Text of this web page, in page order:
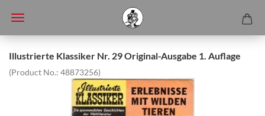
Illustrierte Klassiker Nr. 29 Original-Ausgabe 1. Auflage
(Product No.: 48873256)